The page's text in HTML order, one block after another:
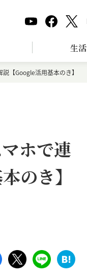
生活
【Google活用基本のき】
ホで連
のき】